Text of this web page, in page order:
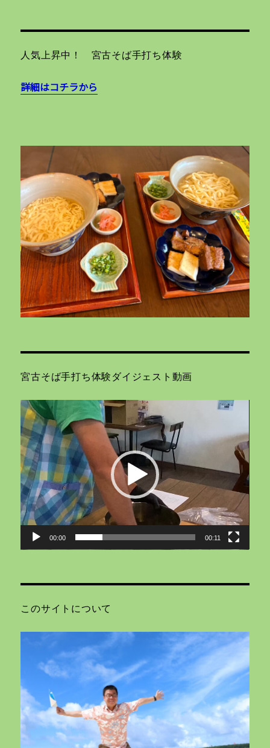
人気上昇中！ 宮古そば手打ち体験
詳細はコチラから
宮古そば手打ち体験ダイジェスト動画
動
画
プ
レ
ー
ヤ
ー
00:00 00:11
このサイトについて